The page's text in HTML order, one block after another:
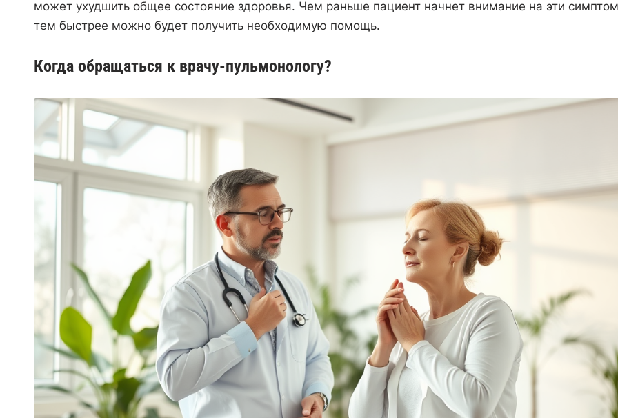
может ухудшить общее состояние здоровья. Чем раньше пациент начнет внимание на эти
тем быстрее можно будет получить необходимую помощь.
Когда обращаться к врачу-пульмонологу?